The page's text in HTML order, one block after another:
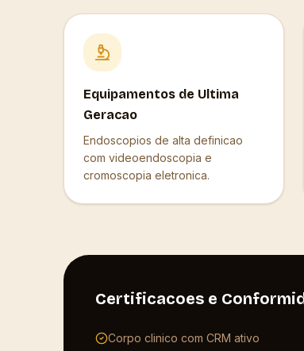
Equipamentos de Ultima
Geracao
Endoscopios de alta definicao
com videoendoscopia e
cromoscopia eletronica.
Certificacoes e
Corpo clinico com CRM ativo